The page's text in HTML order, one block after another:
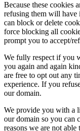
Because these cookies
refusing them will have
can block or delete
force blocking all
prompt you to accept/
We fully respect if you
you again and again
are free to opt out any
experience. If you
our domain.
We provide you with a
our domain so you can
reasons we are not